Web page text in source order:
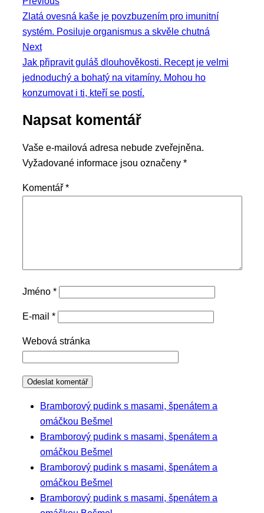
Navigace
pro
příspěvek
Previous
post:
Zlatá ovesná kaše je povzbuzením pro imunitní
systém. Posiluje organismus a skvěle chutná
Next
Next
post:
Jak připravit guláš dlouhověkosti. Recept je velmi
jednoduchý a bohatý na vitamíny. Mohou ho
konzumovat i ti, kteří se postí.
Napsat komentář
Vaše e-mailová adresa nebude zveřejněna.
Vyžadované informace jsou označeny *
Komentář *
Jméno *
E-mail *
Webová stránka
Bramborový pudink s masami, špenátem a
omáčkou Bešmel
Bramborový pudink s masami, špenátem a
omáčkou Bešmel
Bramborový pudink s masami, špenátem a
omáčkou Bešmel
Bramborový pudink s masami, špenátem a